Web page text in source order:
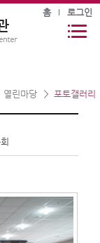
홈 로그인
열린마당 포토갤러리